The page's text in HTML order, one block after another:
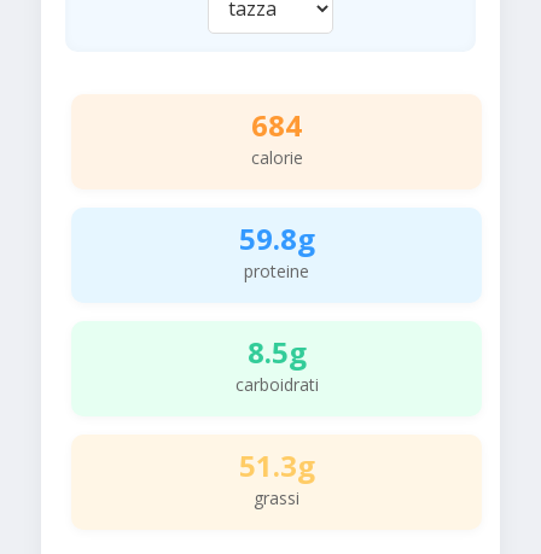
684
calorie
59.8g
proteine
8.5g
carboidrati
51.3g
grassi